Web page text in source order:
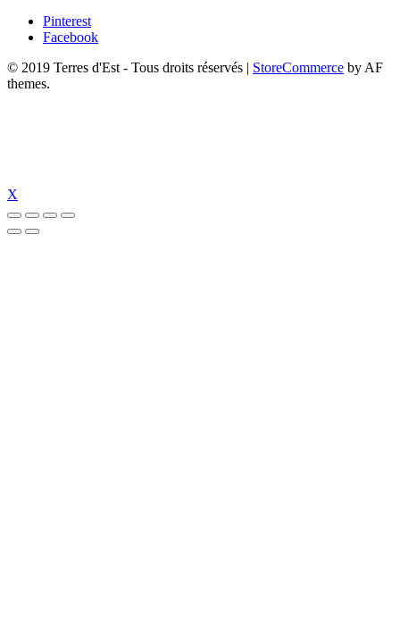
Pinterest
Facebook
© 2019 Terres d'Est - Tous droits réservés
StoreCommerce by AF
themes.
X